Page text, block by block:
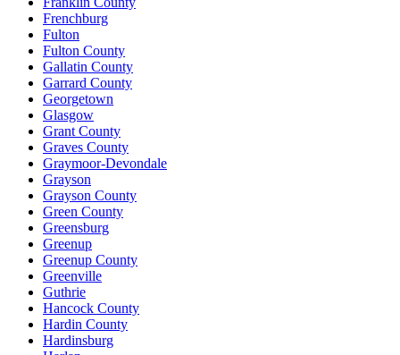
Frenchburg
Fulton
Fulton County
Gallatin County
Garrard County
Georgetown
Glasgow
Grant County
Graves County
Graymoor-Devondale
Grayson
Grayson County
Green County
Greensburg
Greenup
Greenup County
Greenville
Guthrie
Hancock County
Hardin County
Hardinsburg